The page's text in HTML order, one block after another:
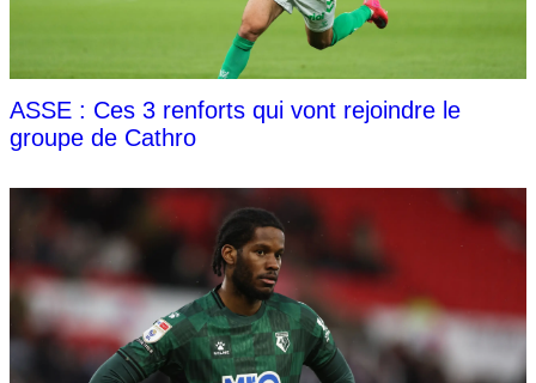
ASSE : Ces 3 renforts qui vont rejoindre le
groupe de Cathro